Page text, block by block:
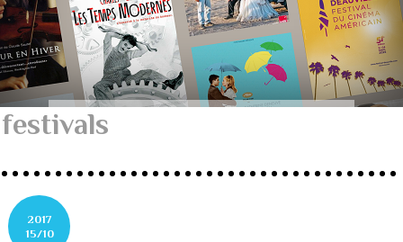
festivals
2017
15/10